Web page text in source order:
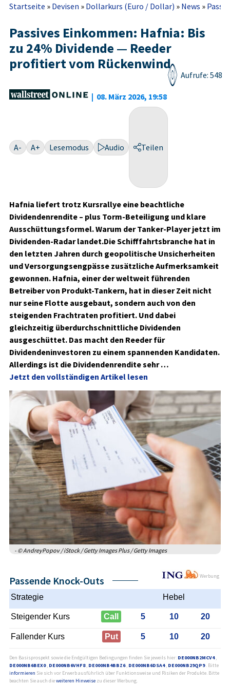
Startseite » Devisen » Dollarkurs (Euro / Dollar) » News »
Passives Einkommen: Hafnia: Bis
zu 24% Dividende — Reeder
profitiert vom Rückenwind
| 08. März 2026, 19:58
Aufrufe: 548
A- A+ Lesemodus Audio Teilen
Hafnia liefert trotz Kursrallye eine beachtliche
Dividendenrendite – plus Torm-Beteiligung und klare
Ausschüttungsformel. Warum der Tanker-Player jetzt im
Dividenden-Radar landet.Die Schifffahrtsbranche hat in
den letzten Jahren durch geopolitische Unsicherheiten
und Versorgungsengpässe zusätzliche Aufmerksamkeit
gewonnen. Hafnia, einer der weltweit führenden
Betreiber von Produkt-Tankern, hat in dieser Zeit nicht
nur seine Flotte ausgebaut, sondern auch von den
steigenden Frachtraten profitiert. Und dabei
gleichzeitig überdurchschnittliche Dividenden
ausgeschüttet. Das macht den Reeder für
Dividendeninvestoren zu einem spannenden Kandidaten.
Allerdings ist die Dividendenrendite sehr …
Jetzt den vollständigen Artikel lesen
- © AndreyPopov / iStock / Getty Images Plus / Getty Images
Werbung
Passende Knock-Outs
Strategie Hebel
Steigender Kurs Call 5 10 20
Fallender Kurs Put 5 10 20
Den Basisprospekt sowie die Endgültigen Bedingungen finden Sie jeweils hier: DE000NB2MCV4,
DE000NB6BEX0, DE000NB6VHF8, DE000NB4BBZ6, DE000NB6DSA4, DE000NB29QP9. Bitte
informieren Sie sich vor Erwerb ausführlich über Funktionsweise und Risiken der Produkte. Bitte
beachten Sie auch dieweiteren Hinweise zu dieser Werbung.